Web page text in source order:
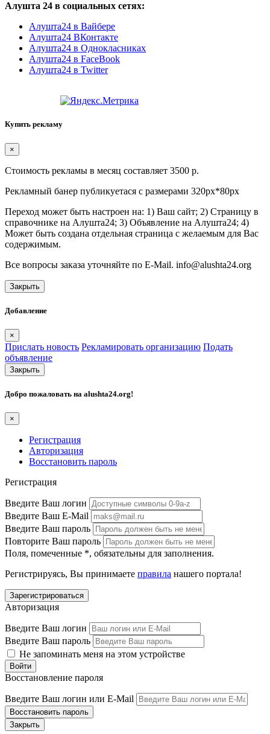
Алушта 24 в социальных сетях:
Алушта24 в Вайбере
Алушта24 ВКонтакте
Алушта24 в Однокласниках
Алушта24 в FaceBook
Алушта24 в Twitter
Купить рекламу
×
Стоимость рекламы в месяц составляет 3500 р.
Рекламный банер публикуетася с размерами 320px*80px
Переход может быть настроен на: 1) Ваш сайт; 2) Страницу в
справочнике на Алушта24; 3) Объявление на Алушта24; 4)
Может быть создана отдельная страница с желаемым для Вас
содержимым.
Все вопросы заказа уточняйте по E-Mail. info@alushta24.org
Закрыть
Добавление
×
Прислать новость Рекламировать организацию Подать
объявление
Закрыть
Добро пожаловать на alushta24.org!
×
Регистрация
Авторизация
Восстановить пароль
Регистрация
Введите Ваш логин
Введите Ваш E-Mail
Введите Ваш пароль
Повторите Ваш пароль
Поля, помеченные *, обязательны для заполнения.
Регистрируясь, Вы принимаете правила нашего портала!
Авторизация
Введите Ваш логин
Введите Ваш пароль
Не запоминать меня на этом устройстве
Восстановление пароля
Введите Ваш логин или E-Mail
Закрыть